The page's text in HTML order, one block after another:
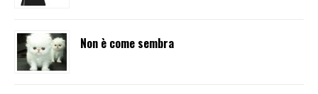
Non è come sembra